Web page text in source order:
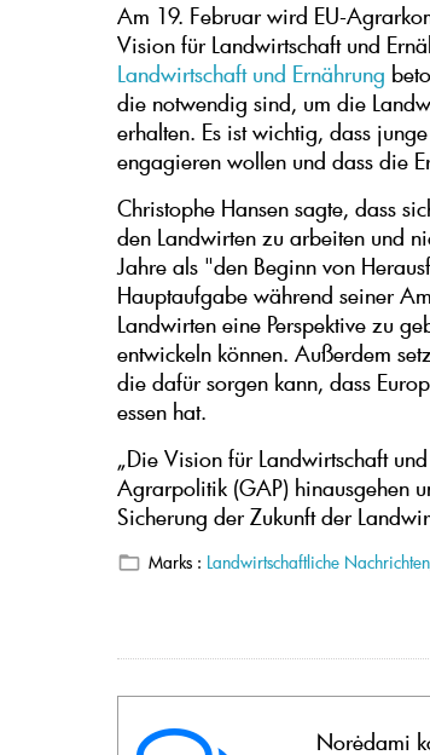
Am 19. Februar wird EU-
Vision für Landwirtschaft und
Landwirtschaft und Ernährung
die notwendig sind, um die
erhalten. Es ist wichtig, dass
engagieren wollen und dass die
Christophe Hansen sagte, dass
den Landwirten zu arbeiten und
Jahre als "den Beginn von
Hauptaufgabe während seiner
Landwirten eine Perspektive zu
entwickeln können. Außerdem
die dafür sorgen kann, dass
essen hat.
„Die Vision für Landwirtschaft
Agrarpolitik (GAP) hinausgehen
Sicherung der Zukunft der
Marks : Landwirtschaftliche Nachrichten
Norėdami